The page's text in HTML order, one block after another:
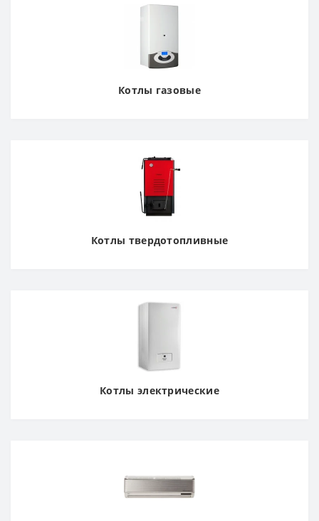
Котлы газовые
Котлы твердотопливные
Котлы электрические